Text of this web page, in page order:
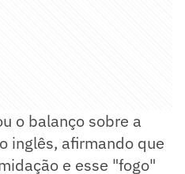
o balanço sobre a
inglês, afirmando que
e esse "fogo"